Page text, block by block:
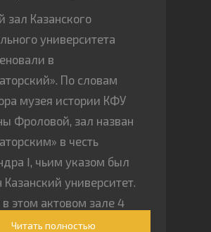
зал Казанского
университета
в
По словам
музея истории КФУ
Фроловой, зал назван
в честь
I, чьим указом был
Казанский университет.
этом актовом зале 4
1887 года состоялась
Читать полностью